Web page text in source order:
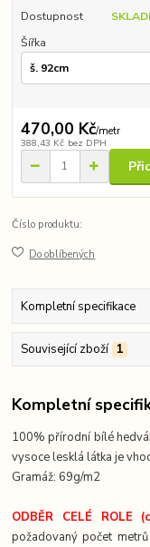
Dostupnost
Šířka
470,00 Kč/metr
388,43 Kč bez DPH
Číslo produktu:
Do oblíbených
Kompletní specifikace
Související zboží 1
Kompletní
100% přírodní bílé
vysoce lesklá látka je
Gramáž: 69g/m2
ODBĚR CELÉ ROLE
požadovaný počet